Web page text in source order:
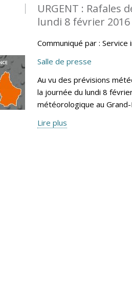
URGENT : Rafales
lundi 8 février 2016
Communiqué par :
Salle de presse
Au vu des prévisions
la journée du lundi 8
météorologique au
Lire plus